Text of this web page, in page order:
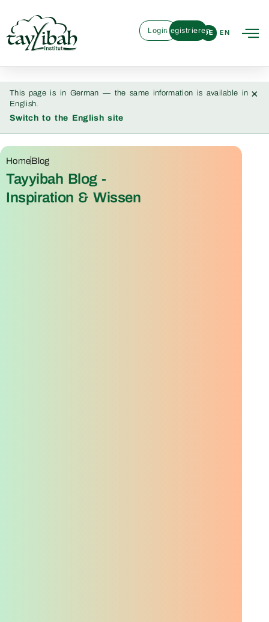
DE EN
LoginRegistrieren
This page is in German — the same information is available in
English.
Switch to the English site
×
HomeBlog
Tayyibah Blog -
Inspiration & Wissen